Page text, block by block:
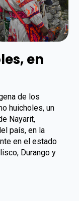
en
de los
huicholes, un
Nayarit,
país, en la
en el estado
Durango y